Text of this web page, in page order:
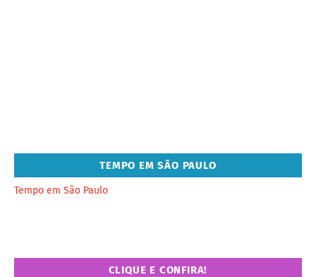
TEMPO EM SÃO PAULO
Tempo em São Paulo
CLIQUE E CONFIRA!